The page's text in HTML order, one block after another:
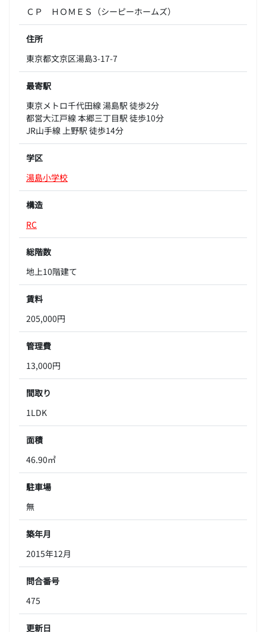
ＣＰ ＨＯＭＥＳ（シーピーホームズ）
住所
東京都文京区湯島3-17-7
最寄駅
東京メトロ千代田線 湯島駅 徒歩2分
都営大江戸線 本郷三丁目駅 徒歩10分
JR山手線 上野駅 徒歩14分
学区
湯島小学校
構造
RC
総階数
地上10階建て
賃料
205,000円
管理費
13,000円
間取り
1LDK
面積
46.90㎡
駐車場
無
築年月
2015年12月
問合番号
475
更新日